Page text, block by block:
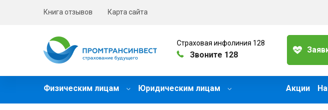
Книга отзывов Карта сайта
Страховая инфолиния 128
Звоните 128
Физическим лицам Юридическим лицам Акции